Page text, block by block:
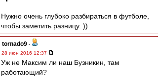
Нужно очень глубоко разбираться в футболе,
чтобы заметить разницу. ))
tornado9 -
28 июн 2016 12:37
Уж не Максим ли наш Бузникин, там
работающий?